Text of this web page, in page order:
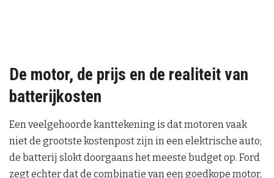
De motor, de prijs en de realiteit van
batterijkosten
Een veelgehoorde kanttekening is dat motoren vaak
niet de grootste kostenpost zijn in een elektrische auto;
de batterij slokt doorgaans het meeste budget op. Ford
zegt echter dat de combinatie van een goedkope motor,